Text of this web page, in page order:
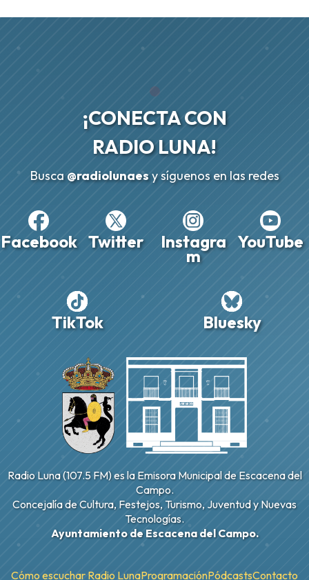
¡CONECTA CON
RADIO LUNA!
Busca@radiolunaesy síguenos en las redes
Facebook Twitter Instagra
m
YouTube
TikTok Bluesky
Radio Luna (107.5 FM) es la Emisora Municipal de Escacena del
Campo.
Concejalía de Cultura, Festejos, Turismo, Juventud y Nuevas
Tecnologías.
Ayuntamiento de Escacena del Campo.
Cómo escuchar Radio LunaProgramaciónPódcastsContacto